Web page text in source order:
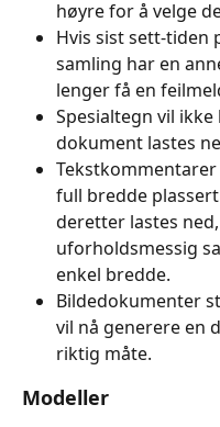
høyre for å velge
Hvis sist sett-tiden
samling har en
lenger få en
Spesialtegn vil
dokument lastes
full bredde
deretter lastes
uforholdsmessig
enkel bredde.
Bildedokumenter
vil nå generere en
riktig måte.
Modeller